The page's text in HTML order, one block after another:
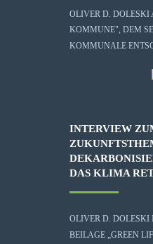
OLIVER D. DOLESKI
KOMMUNE", DEM
KOMMUNALE
INTERVIEW
DAS KLIMA
OLIVER D. DOLESKI
BEILAGE „GREEN